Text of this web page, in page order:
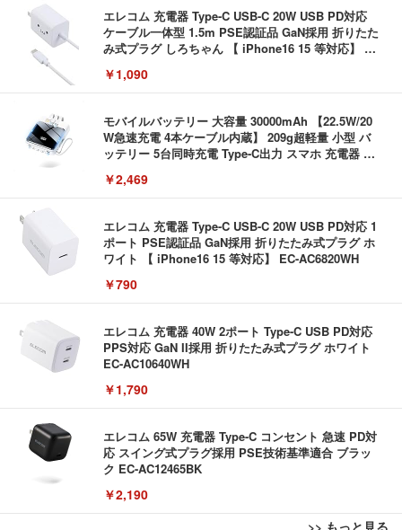
エレコム 充電器 Type-C USB-C 20W USB PD対応
ケーブル一体型 1.5m PSE認証品 GaN採用 折りたた
み式プラグ しろちゃん 【 iPhone16 15 等対応】 E
￥1,090
モバイルバッテリー 大容量 30000mAh 【22.5W/20
W急速充電 4本ケーブル内蔵】 209g超軽量 小型 バ
ッテリー 5台同時充電 Type-C出力 スマホ 充電器 LC
携帯充電器 停電対策 アウトドア/旅行/出張/防災/緊
急用 iOS/Android各種他対応 機内持込可 (高級白い)
￥2,469
エレコム 充電器 Type-C USB-C 20W USB PD対応 1
ポート PSE認証品 GaN採用 折りたたみ式プラグ ホ
ワイト 【 iPhone16 15 等対応】 EC-AC6820WH
￥790
エレコム 充電器 40W 2ポート Type-C USB PD対応
PPS対応 GaN II採用 折りたたみ式プラグ ホワイト
EC-AC10640WH
￥1,790
エレコム 65W 充電器 Type-C コンセント 急速 PD対
応 スイング式プラグ採用 PSE技術基準適合 ブラッ
ク EC-AC12465BK
￥2,190